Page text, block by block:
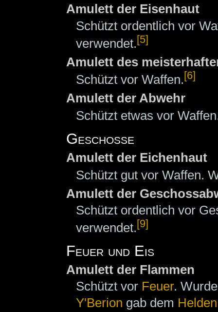
Amulett der Eisenhaut
Schützt ordentlich vor
verwendet.[5]
Amulett des
Schützt vor Waffen.[6]
Amulett der Abwehr
Schützt etwas vor
Geschosse
Amulett der Eichenhaut
Schützt gut vor Waffen.
Amulett der
Schützt ordentlich vor
verwendet. [9]
Feuer und Eis
Amulett der Flammen
Schützt vor Feuer.
Y'Berion gab dem Helden